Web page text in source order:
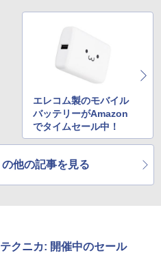
エレコム製のモバイル
バッテリーがAmazon
でタイムセール中！
の他の記事を見る
クニカ: 開催中のセール